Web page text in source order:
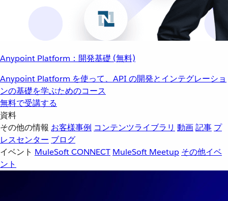
Anypoint Platform：開発基礎 (無料)
Anypoint Platform を使って、API の開発とインテグレーショ
ンの基礎を学ぶためのコース
無料で受講する
資料
その他の情報 お客様事例 コンテンツライブラリ 動画記事 プ
レスセンター ブログ
イベント MuleSoft CONNECT MuleSoft Meetup その他イベ
ント